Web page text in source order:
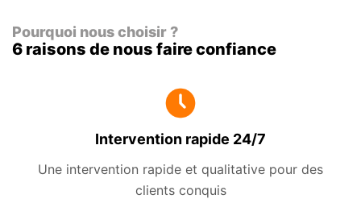
Pourquoi nous choisir ?
6 raisons de nous faire confiance
Intervention rapide 24/7
Une intervention rapide et qualitative pour des
clients conquis